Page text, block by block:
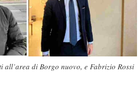
all’area di Borgo nuovo, e Fabrizio Rossi